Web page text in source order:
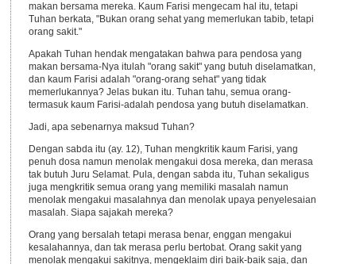
makan bersama mereka. Kaum Farisi mengecam hal itu, tetapi
Tuhan berkata, "Bukan orang sehat yang memerlukan tabib, tetapi
orang sakit."
Apakah Tuhan hendak mengatakan bahwa para pendosa yang
makan bersama-Nya itulah "orang sakit" yang butuh diselamatkan,
dan kaum Farisi adalah "orang-orang sehat" yang tidak
memerlukannya? Jelas bukan itu. Tuhan tahu, semua orang-
termasuk kaum Farisi-adalah pendosa yang butuh diselamatkan.
Jadi, apa sebenarnya maksud Tuhan?
Dengan sabda itu (ay. 12), Tuhan mengkritik kaum Farisi, yang
penuh dosa namun menolak mengakui dosa mereka, dan merasa
tak butuh Juru Selamat. Pula, dengan sabda itu, Tuhan sekaligus
juga mengkritik semua orang yang memiliki masalah namun
menolak mengakui masalahnya dan menolak upaya penyelesaian
masalah. Siapa sajakah mereka?
Orang yang bersalah tetapi merasa benar, enggan mengakui
kesalahannya, dan tak merasa perlu bertobat. Orang sakit yang
menolak mengakui sakitnya, mengeklaim diri baik-baik saja, dan